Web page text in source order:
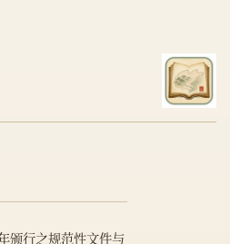
颁行之规范性文件与